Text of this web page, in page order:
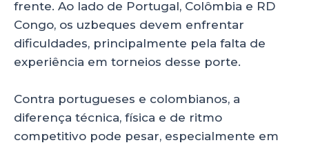
frente. Ao lado de Portugal, Colômbia e RD
Congo, os uzbeques devem enfrentar
dificuldades, principalmente pela falta de
experiência em torneios desse porte.
Contra portugueses e colombianos, a
diferença técnica, física e de ritmo
competitivo pode pesar, especialmente em